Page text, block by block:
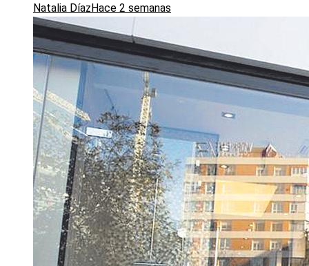
Natalia DíazHace 2 semanas